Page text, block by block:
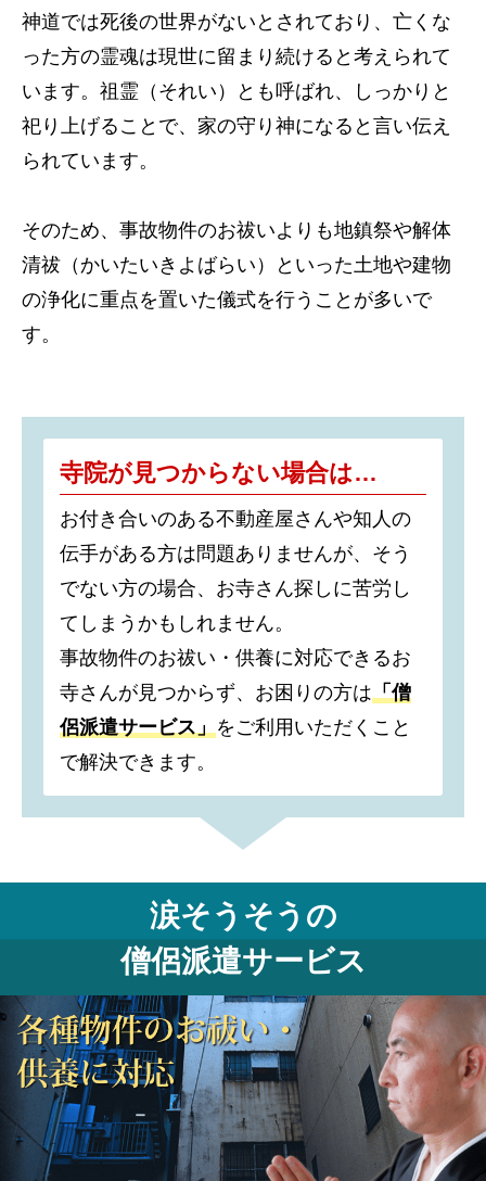
神道では死後の世界がないとされており、亡くな
った方の霊魂は現世に留まり続けると考えられて
います。祖霊（それい）とも呼ばれ、しっかりと
祀り上げることで、家の守り神になると言い伝え
られています。
そのため、事故物件のお祓いよりも地鎮祭や解体
清祓（かいたいきよばらい）といった土地や建物
の浄化に重点を置いた儀式を行うことが多いで
す。
寺院が見つからない場合は…
お付き合いのある不動産屋さんや知人の
伝手がある方は問題ありませんが、そう
でない方の場合、お寺さん探しに苦労し
てしまうかもしれません。
事故物件のお祓い・供養に対応できるお
寺さんが見つからず、お困りの方は「僧
侶派遣サービス」をご利用いただくこと
で解決できます。
涙そうそうの
僧侶派遣サービス